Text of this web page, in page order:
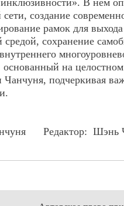
сети, создание
рамок для выхода
сохранение
на
подчеркивая
Редактор: Шэнь